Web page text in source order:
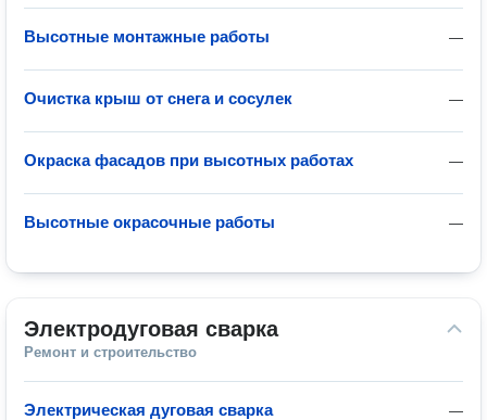
—
Высотные монтажные работы
—
Очистка крыш от снега и сосулек
—
Окраска фасадов при высотных работах
—
Высотные окрасочные работы
Электродуговая сварка
Ремонт и строительство
—
Электрическая дуговая сварка